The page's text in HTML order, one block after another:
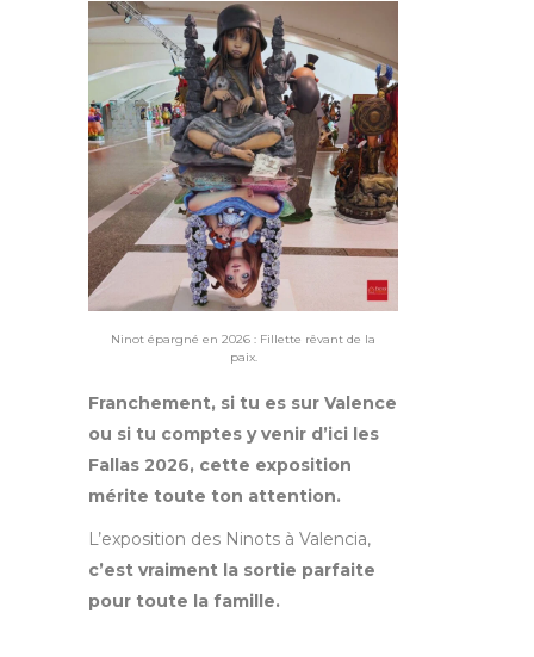
Ninot épargné en 2026 : Fillette rêvant de la
paix.
Franchement, si tu es sur Valence
ou si tu comptes y venir d’ici les
Fallas 2026, cette exposition
mérite toute ton attention.
L’exposition des Ninots à Valencia,
c’est vraiment la sortie parfaite
pour toute la famille.